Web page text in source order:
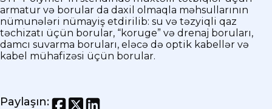
armatur və borular da daxil olmaqla məhsullarının
nümunələri nümayiş etdirilib: su və təzyiqli qaz
təchizatı üçün borular, “koruge” və drenaj boruları,
damcı suvarma boruları, eləcə də optik kabellər və
kabel mühafizəsi üçün borular.
Paylaşın: